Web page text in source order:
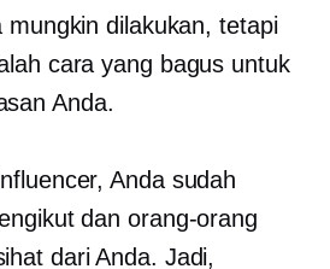
mungkin dilakukan, tetapi
cara yang bagus untuk
Anda.
Anda sudah
dan orang-orang
dari Anda. Jadi,